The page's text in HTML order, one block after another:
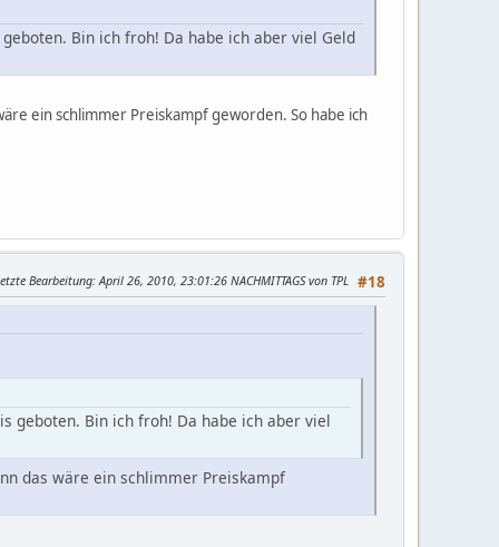
Bin ich froh! Da habe ich aber viel Geld
ein schlimmer Preiskampf geworden. So habe ich
#18
Bearbeitung: April 26, 2010, 23:01:26 NACHMITTAGS von TPL
geboten. Bin ich froh! Da habe ich aber viel
das wäre ein schlimmer Preiskampf